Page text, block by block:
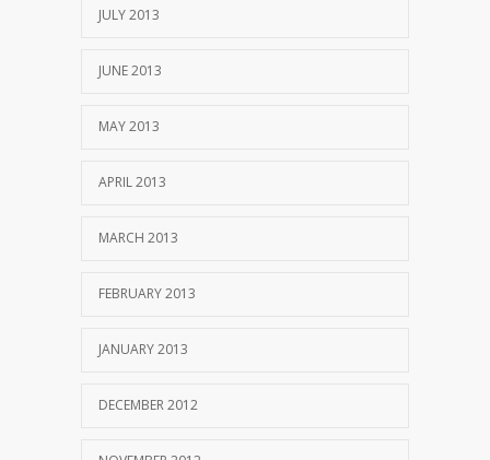
JULY 2013
JUNE 2013
MAY 2013
APRIL 2013
MARCH 2013
FEBRUARY 2013
JANUARY 2013
DECEMBER 2012